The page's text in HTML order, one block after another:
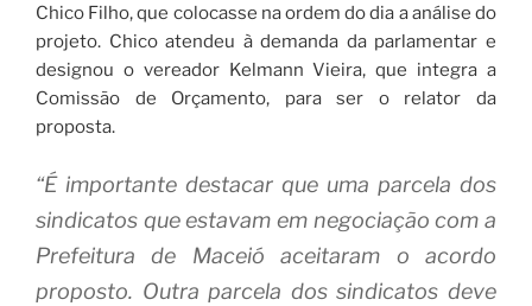
Chico Filho, que colocasse na ordem do dia a análise do
projeto. Chico atendeu à demanda da parlamentar e
designou o vereador Kelmann Vieira, que integra a
Comissão de Orçamento, para ser o relator da
proposta.
“É importante destacar que uma parcela dos
sindicatos que estavam em negociação com a
Prefeitura de Maceió aceitaram o acordo
proposto. Outra parcela dos sindicatos deve